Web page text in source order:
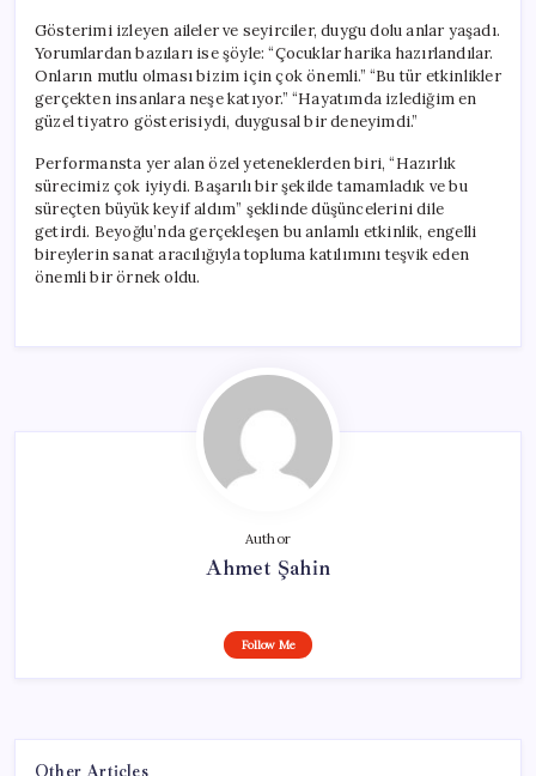
Gösterimi izleyen aileler ve seyirciler, duygu dolu anlar yaşadı.
Yorumlardan bazıları ise şöyle: “Çocuklar harika hazırlandılar.
Onların mutlu olması bizim için çok önemli.” “Bu tür etkinlikler
gerçekten insanlara neşe katıyor.” “Hayatımda izlediğim en
güzel tiyatro gösterisiydi, duygusal bir deneyimdi.”
Performansta yer alan özel yeteneklerden biri, “Hazırlık
sürecimiz çok iyiydi. Başarılı bir şekilde tamamladık ve bu
süreçten büyük keyif aldım” şeklinde düşüncelerini dile
getirdi. Beyoğlu’nda gerçekleşen bu anlamlı etkinlik, engelli
bireylerin sanat aracılığıyla topluma katılımını teşvik eden
önemli bir örnek oldu.
Author
Ahmet Şahin
Follow Me
Other Articles